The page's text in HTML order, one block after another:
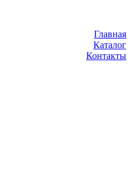
Главная
Каталог
Контакты